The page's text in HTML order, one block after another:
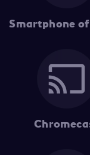
Smartphone